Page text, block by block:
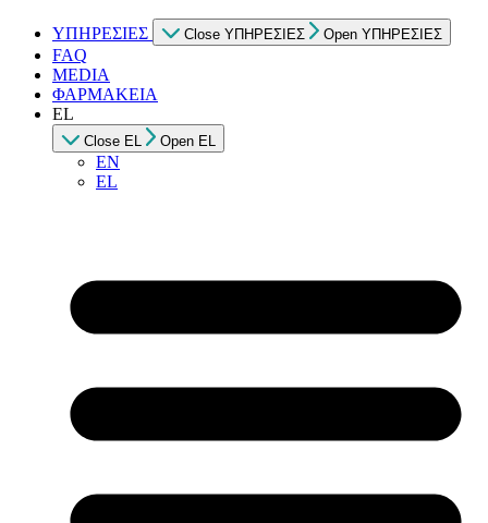
ΥΠΗΡΕΣΙΕΣ Close ΥΠΗΡΕΣΙΕΣ Open ΥΠΗΡΕΣΙΕΣ
FAQ
MEDIA
ΦΑΡΜΑΚΕΙΑ
EL
Close EL Open EL
EN
EL